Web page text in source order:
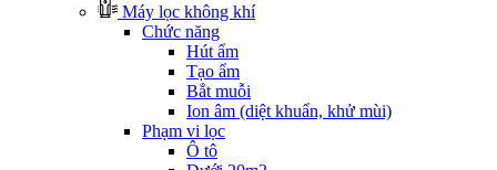
Máy lọc không khí
Chức năng
Hút ẩm
Tạo ẩm
Bắt muỗi
Ion âm (diệt khuẩn, khử mùi)
Phạm vi lọc
Ô tô